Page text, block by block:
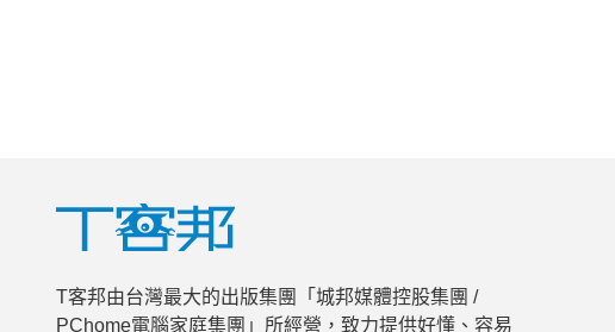
T客邦由台灣最大的出版集團「城邦媒體控股集團 /
PChome電腦家庭集團」所經營，致力提供好懂、容易